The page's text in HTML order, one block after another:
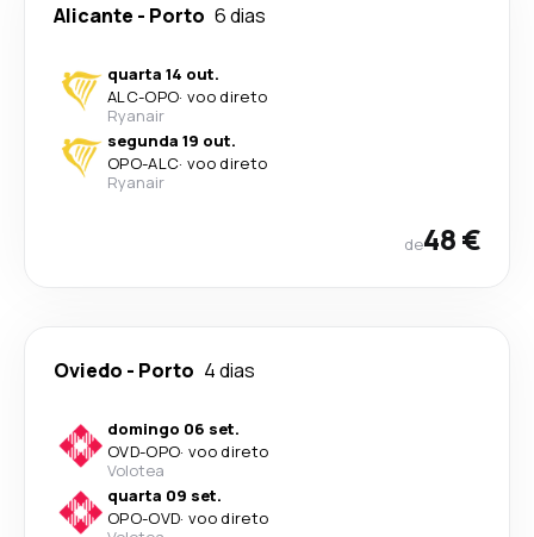
Alicante - Porto 6 dias
quarta 14 out.
ALC-OPO· voo direto
Ryanair
segunda 19 out.
OPO-ALC· voo direto
Ryanair
de48 €
Oviedo - Porto 4 dias
domingo 06 set.
OVD-OPO· voo direto
Volotea
quarta 09 set.
OPO-OVD· voo direto